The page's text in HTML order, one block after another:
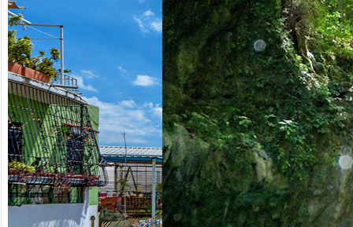
desde US$
120.00
TRIPLE
AVENTURA
Republica Dominicana
desde US$
75.00
VALLE TAINO +
CITY TOUR
Republica Dominicana